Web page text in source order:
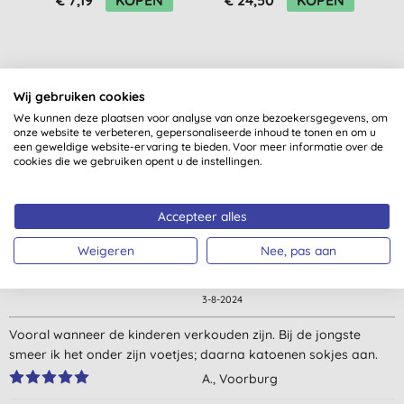
Klantbeoordelingen
Doet prima werk, zacht voor de huid op hals en onder de neus.
Mag wel een groter pitje voor die prijs. Te snel op bij gebruik!
3-8-2024
Vooral wanneer de kinderen verkouden zijn. Bij de jongste
smeer ik het onder zijn voetjes; daarna katoenen sokjes aan.
A., Voorburg
Wij gebruiken cookies
We kunnen deze plaatsen voor analyse van onze bezoekersgegevens, om
onze website te verbeteren, gepersonaliseerde inhoud te tonen en om u
een geweldige website-ervaring te bieden. Voor meer informatie over de
cookies die we gebruiken opent u de instellingen.
Accepteer alles
Weigeren Nee, pas aan